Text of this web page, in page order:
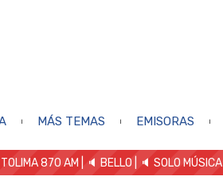
MÁS TEMAS EMISORAS
TOLIMA 870 AM | 🔈 BELLO 🔈 SOLO MÚSICA